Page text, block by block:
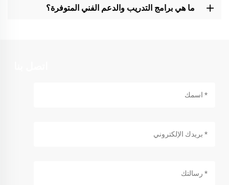
ما هي برامج التدريب والدعم الفني المتوفرة؟